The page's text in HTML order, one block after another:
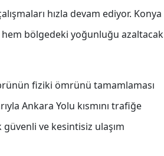
hızla devam ediyor. Konya
bölgedeki yoğunluğu azaltacak
fiziki ömrünü tamamlaması
Ankara Yolu kısmını trafiğe
ve kesintisiz ulaşım